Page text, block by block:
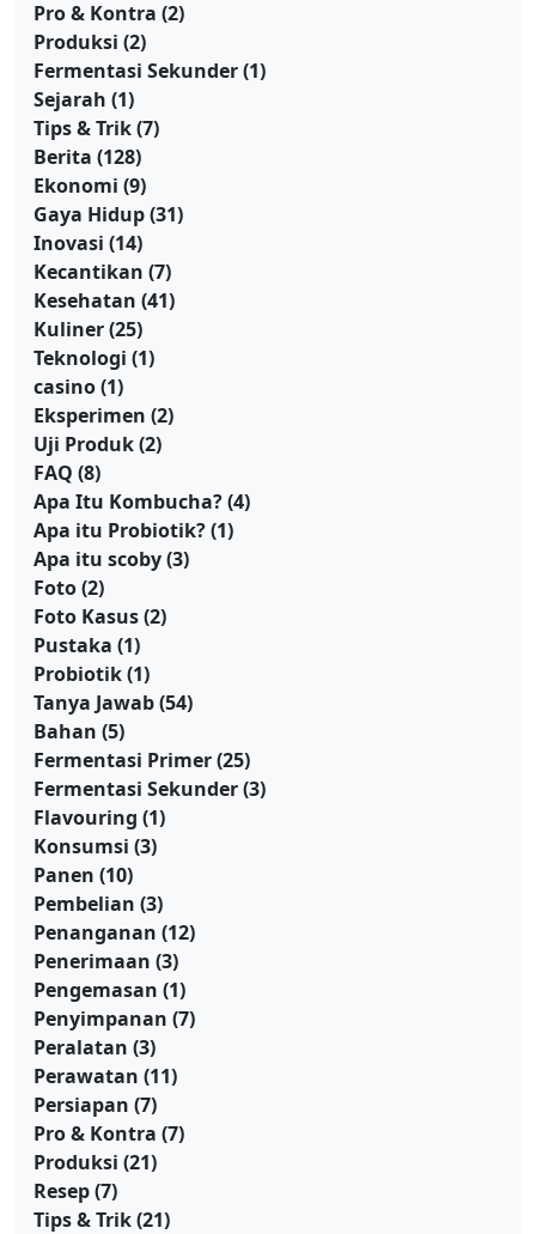
Pro & Kontra (2)
Produksi (2)
Fermentasi Sekunder(1)
Sejarah (1)
Tips & Trik(7)
Berita (128)
Ekonomi (9)
Gaya Hidup(31)
Inovasi (14)
Kecantikan (7)
Kesehatan (41)
Kuliner(25)
Teknologi (1)
casino(1)
Eksperimen (2)
Uji Produk(2)
FAQ (8)
Apa Itu Kombucha?(4)
Apa itu Probiotik?(1)
Apa itu scoby(3)
Foto(2)
Foto Kasus(2)
Pustaka (1)
Probiotik(1)
Tanya Jawab(54)
Bahan (5)
Fermentasi Primer(25)
Fermentasi Sekunder(3)
Flavouring (1)
Konsumsi (3)
Panen (10)
Pembelian (3)
Penanganan (12)
Penerimaan (3)
Pengemasan (1)
Penyimpanan (7)
Peralatan (3)
Perawatan (11)
Persiapan (7)
Pro & Kontra (7)
Produksi (21)
Resep(7)
Tips & Trik(21)